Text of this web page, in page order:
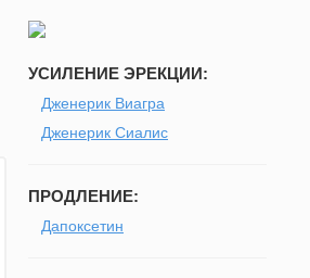
УСИЛЕНИЕ ЭРЕКЦИИ:
Дженерик Виагра
Дженерик Сиалис
ПРОДЛЕНИЕ:
Дапоксетин